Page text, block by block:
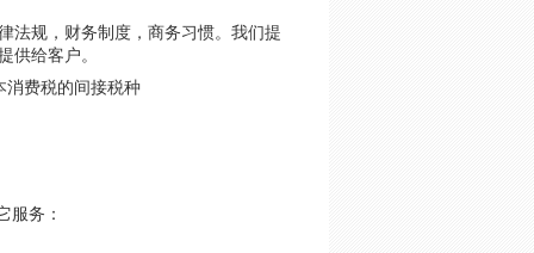
法规，财务制度，商务习惯。我们提
供给客户。
费税的间接税种
服务：